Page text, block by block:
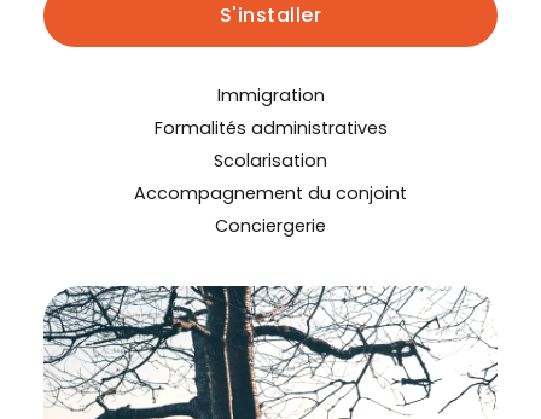
S'installer
Immigration
Formalités administratives
Scolarisation
Accompagnement du conjoint
Conciergerie